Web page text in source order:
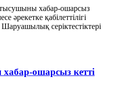
хабар-ошарсыз
әрекетке қабiлеттiлiгi
серіктестіктері
хабар-ошарсыз кетті